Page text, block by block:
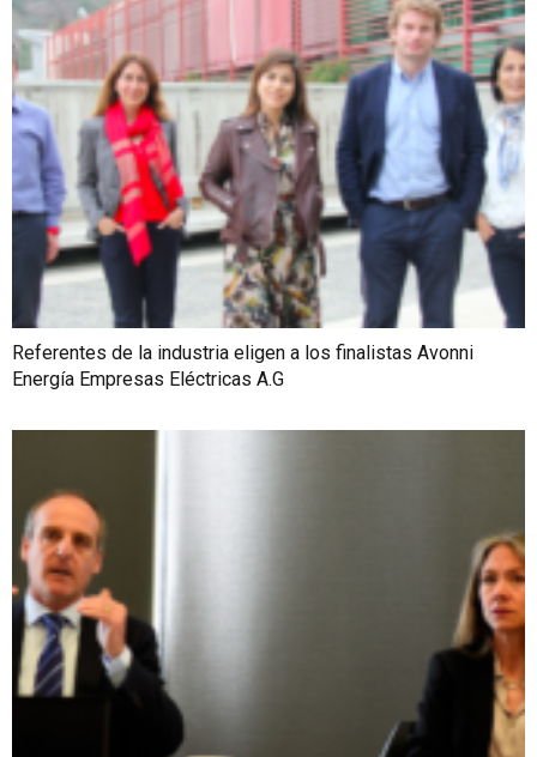
Referentes de la industria eligen a los finalistas Avonni
Energía Empresas Eléctricas A.G